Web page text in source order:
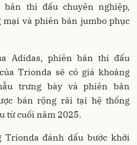
bản thi đấu chuyên nghiệp,
và phiên bản jumbo phục
Adidas, phiên bản thi đấu
Trionda sẽ có giá khoảng
trưng bày và phiên bản
bán rộng rãi tại hệ thống
từ cuối năm 2025.
Trionda đánh dấu bước khởi